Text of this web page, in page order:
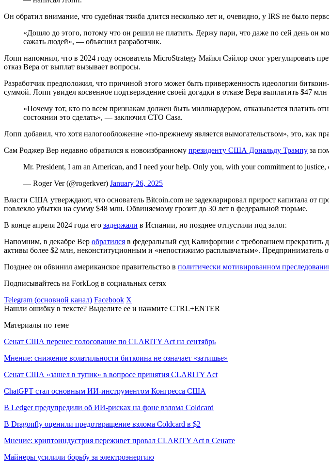
Он обратил внимание, что судебная тяжба длится несколько лет и, очевидно, у IRS не было
«Дошло до этого, потому что он решил не платить. Держу пари, что даже по сей день он
сажать людей», — объяснил разработчик.
Лопп напомнил, что в 2024 году основатель MicroStrategy Майкл Сэйлор смог урегулировать
отказ Вера от выплат вызывает вопросы.
Разработчик предположил, что причиной этого может быть приверженность идеологии
суммой. Лопп увидел косвенное подтверждение своей догадки в отказе Вера выплатить $47 млн
«Почему тот, кто по всем признакам должен быть миллиардером, отказывается платить
состоянии это сделать», — заключил CTO Casa.
Лопп добавил, что хотя налогообложение «по-прежнему является вымогательством», это, как
Сам Роджер Вер недавно обратился к новоизбранному президенту США Дональду Трампу за
Mr. President, I am an American, and I need your help. Only you, with your commitment to justice,
— Roger Ver (@rogerkver) January 26, 2025
Власти США утверждают, что основатель Bitcoin.com не задекларировал прирост капитала от
повлекло убытки на сумму $48 млн. Обвиняемому грозит до 30 лет в федеральной тюрьме.
В конце апреля 2024 года его задержали в Испании, но позднее отпустили под залог.
Напомним, в декабре Вер обратился в федеральный суд Калифорнии с требованием
активы более $2 млн, неконституционным и «непостижимо расплывчатым». Предприниматель
Позднее он обвинил американское правительство в политически мотивированном
Подписывайтесь на ForkLog в социальных сетях
Telegram (основной канал) Facebook X
Нашли ошибку в тексте? Выделите ее и нажмите CTRL+ENTER
Материалы по теме
Сенат США перенес голосование по CLARITY Act на сентябрь
Мнение: снижение волатильности биткоина не означает «затишье»
Сенат США «зашел в тупик» в вопросе принятия CLARITY Act
ChatGPT стал основным ИИ-инструментом Конгресса США
В Ledger предупредили об ИИ-рисках на фоне взлома Coldcard
В Dragonfly оценили предотвращение взлома Coldcard в $2
Мнение: криптоиндустрия переживет провал CLARITY Act в Сенате
Майнеры усилили борьбу за электроэнергию